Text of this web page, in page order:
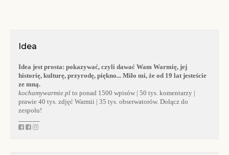
Idea
Idea jest prosta: pokazywać, czyli dawać Wam Warmię, jej
historię, kulturę, przyrodę, piękno... Miło mi, że od 19 lat jesteście
ze mną.
kochamywarmie.pl to ponad 1500 wpisów | 50 tys. komentarzy |
prawie 40 tys. zdjęć Warmii | 35 tys. obserwatorów. Dołącz do
zespołu!